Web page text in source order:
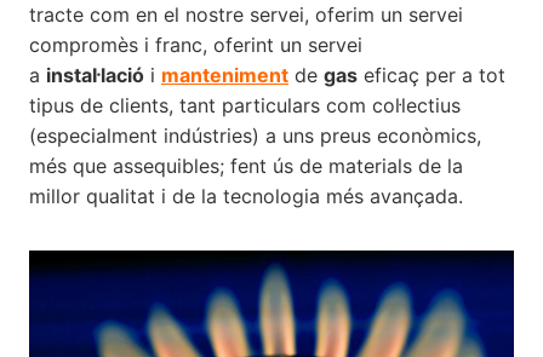
tracte com en el nostre servei, oferim un servei
compromès i franc, oferint un servei
a instal·lació i manteniment de gas eficaç per a tot
tipus de clients, tant particulars com col·lectius
(especialment indústries) a uns preus econòmics,
més que assequibles; fent ús de materials de la
millor qualitat i de la tecnologia més avançada.